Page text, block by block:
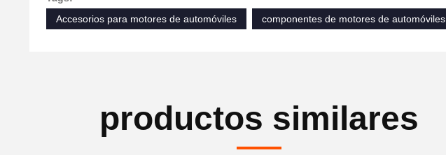
Accesorios para motores de automóviles
componentes de motores de automóviles
productos similares